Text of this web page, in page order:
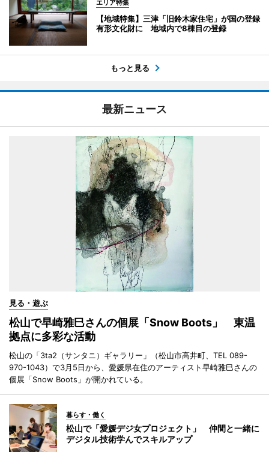
エリア特集
【地域特集】三津「旧鈴木家住宅」が国の登録
有形文化財に 地域内で8棟目の登録
もっと見る
最新ニュース
見る・遊ぶ
松山で早崎雅巳さんの個展「Snow Boots」 東温
拠点に多彩な活動
松山の「3ta2（サンタニ）ギャラリー」（松山市高井町、TEL 089-
970-1043）で3月5日から、愛媛県在住のアーティスト早崎雅巳さんの
個展「Snow Boots」が開かれている。
暮らす・働く
松山で「愛媛デジ女プロジェクト」 仲間と一緒に
デジタル技術学んでスキルアップ